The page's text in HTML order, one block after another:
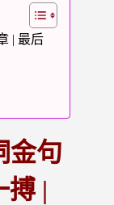
| 最后
金句
搏 |